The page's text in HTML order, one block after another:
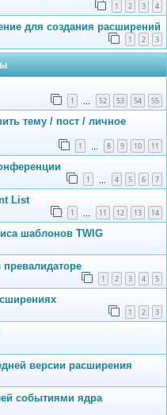
1 2 3 4
для создания расширений
1 2 3
1 52 53 54 55
тему / пост / личное
1 8 9 10 11
1 4 5 6 7
List
1 11 12 13 14
шаблонов TWIG
1 2 3 4 5
1 2 3
версии расширения
событиями ядра